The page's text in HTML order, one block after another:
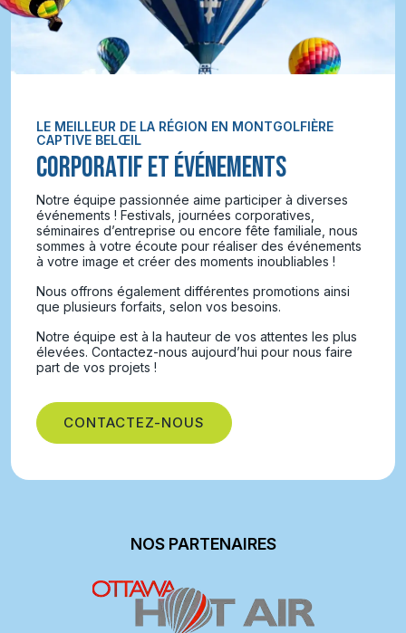
LE MEILLEUR DE LA RÉGION EN MONTGOLFIÈRE
CAPTIVE BELŒIL
CORPORATIF ET ÉVÉNEMENTS
Notre équipe passionnée aime participer à diverses
événements ! Festivals, journées corporatives,
séminaires d’entreprise ou encore fête familiale, nous
sommes à votre écoute pour réaliser des événements
à votre image et créer des moments inoubliables !
Nous offrons également différentes promotions ainsi
que plusieurs forfaits, selon vos besoins.
Notre équipe est à la hauteur de vos attentes les plus
élevées. Contactez-nous aujourd’hui pour nous faire
part de vos projets !
CONTACTEZ-NOUS
NOS PARTENAIRES